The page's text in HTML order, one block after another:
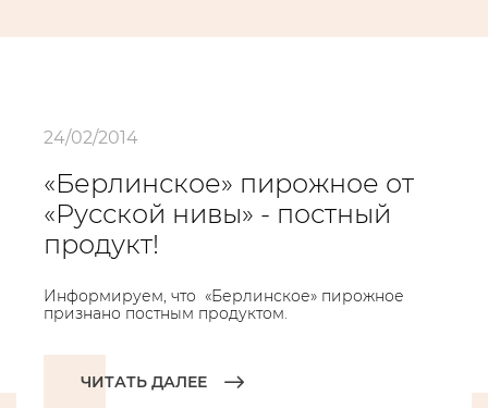
24/02/2014
«Берлинское» пирожное от
«Русской нивы» - постный
продукт!
Информируем, что «Берлинское» пирожное
признано постным продуктом.
ЧИТАТЬ ДАЛЕЕ